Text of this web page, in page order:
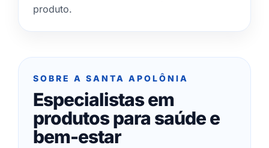
produto.
SOBRE A SANTA APOLÔNIA
Especialistas em
produtos para saúde e
bem-estar